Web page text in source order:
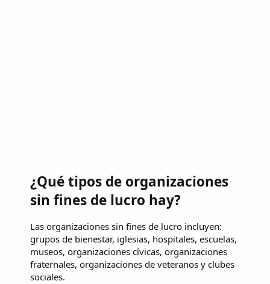
¿Qué tipos de organizaciones
sin fines de lucro hay?
Las organizaciones sin fines de lucro incluyen:
grupos de bienestar, iglesias, hospitales, escuelas,
museos, organizaciones cívicas, organizaciones
fraternales, organizaciones de veteranos y clubes
sociales.